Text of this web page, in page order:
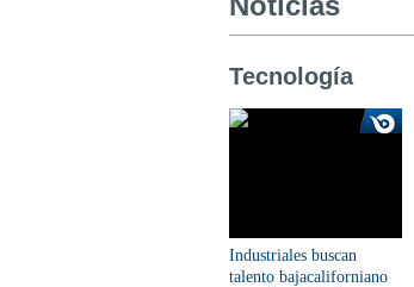
Tecnología
Industriales buscan
talento bajacaliforniano